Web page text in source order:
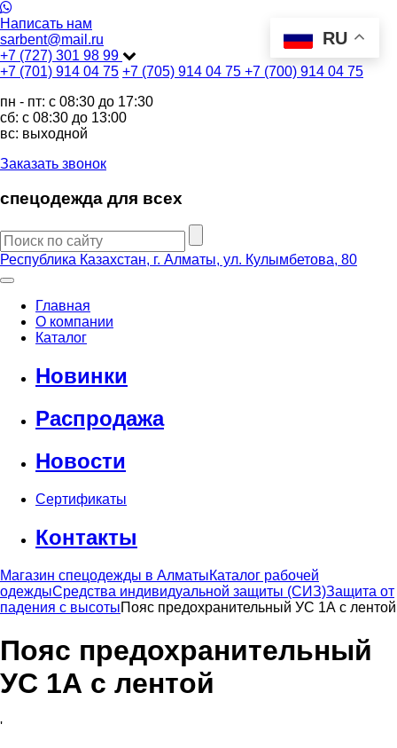
Написать нам
sarbent@mail.ru
+7 (727) 301 98 99
+7 (701) 914 04 75 +7 (705) 914 04 75 +7 (700) 914 04 75
пн - пт: c 08:30 до 17:30
сб: c 08:30 до 13:00
вс: выходной
Заказать звонок
спецодежда для всех
Республика Казахстан, г. Алматы, ул. Кулымбетова, 80
Главная
О компании
Каталог
Новинки
Распродажа
Новости
Сертификаты
Контакты
Магазин спецодежды в АлматыКаталог рабочей
одеждыСредства индивидуальной защиты (СИЗ)Защита от
падения с высотыПояс предохранительный УС 1А с лентой
Пояс предохранительный
УС 1А с лентой
'
RU